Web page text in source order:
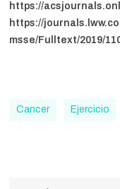
https://
https://
msse/Fulltext/2019/
Cancer Ejercicio